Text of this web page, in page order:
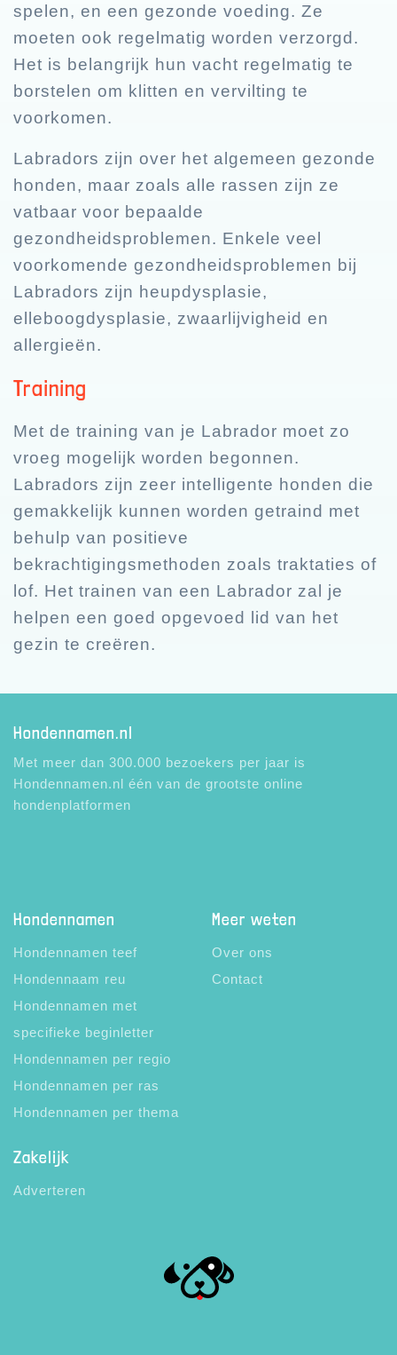
spelen, en een gezonde voeding. Ze
moeten ook regelmatig worden verzorgd.
Het is belangrijk hun vacht regelmatig te
borstelen om klitten en vervilting te
voorkomen.
Labradors zijn over het algemeen gezonde
honden, maar zoals alle rassen zijn ze
vatbaar voor bepaalde
gezondheidsproblemen. Enkele veel
voorkomende gezondheidsproblemen bij
Labradors zijn heupdysplasie,
elleboogdysplasie, zwaarlijvigheid en
allergieën.
Training
Met de training van je Labrador moet zo
vroeg mogelijk worden begonnen.
Labradors zijn zeer intelligente honden die
gemakkelijk kunnen worden getraind met
behulp van positieve
bekrachtigingsmethoden zoals traktaties of
lof. Het trainen van een Labrador zal je
helpen een goed opgevoed lid van het
gezin te creëren.
Hondennamen.nl
Met meer dan 300.000 bezoekers per jaar is
Hondennamen.nl één van de grootste online
hondenplatformen
Hondennamen
Hondennamen teef
Hondennaam reu
Hondennamen met
specifieke beginletter
Hondennamen per regio
Hondennamen per ras
Hondennamen per thema
Meer weten
Over ons
Contact
Zakelijk
Adverteren